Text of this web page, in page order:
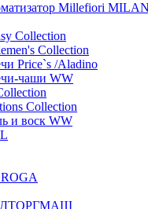
Millefiori
Collection
Collection
Price`s /Aladino
чаши WW
Collection
и воск WW